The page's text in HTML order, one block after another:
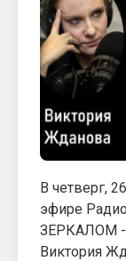
В четверг,
эфире
ЗЕРКАЛОМ -
Виктория